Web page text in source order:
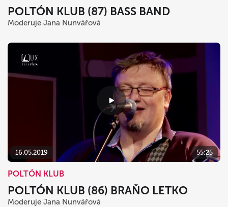
POLTÓN KLUB (87) BASS BAND
Moderuje Jana Nunvářová
16.05.2019 55:25
POLTÓN KLUB
POLTÓN KLUB (86) BRAŇO LETKO
Moderuje Jana Nunvářová